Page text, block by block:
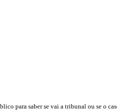
para saber se vai a tribunal ou se o